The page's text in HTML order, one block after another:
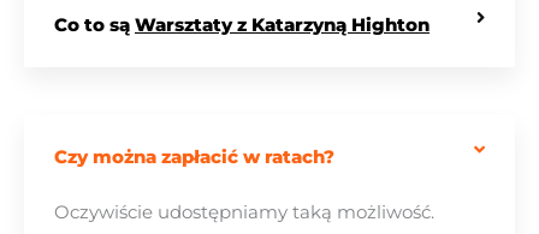
Co to są Warsztaty z Katarzyną Highton
Czy można zapłacić w ratach?​
Oczywiście udostępniamy taką możliwość.